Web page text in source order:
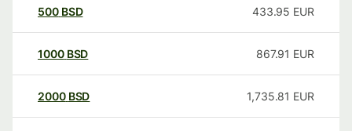
500 BSD 433.95 EUR
1000 BSD 867.91 EUR
2000 BSD 1,735.81 EUR